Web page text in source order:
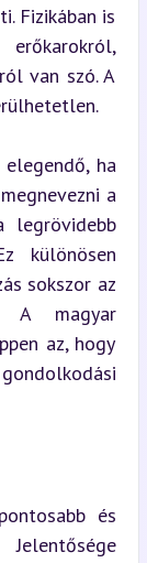
Fizikában is
van szó. A
ha
a
legrövidebb
különösen
sokszor az
A magyar
az, hogy
és